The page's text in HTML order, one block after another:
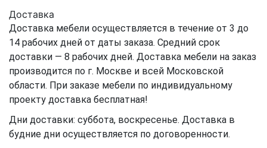
Доставка
Доставка мебели осуществляется в течение от 3 до
14 рабочих дней от даты заказа. Средний срок
доставки — 8 рабочих дней. Доставка мебели на заказ
производится по г. Москве и всей Московской
области. При заказе мебели по индивидуальному
проекту доставка бесплатная!
Дни доставки: суббота, воскресенье. Доставка в
будние дни осуществляется по договоренности.